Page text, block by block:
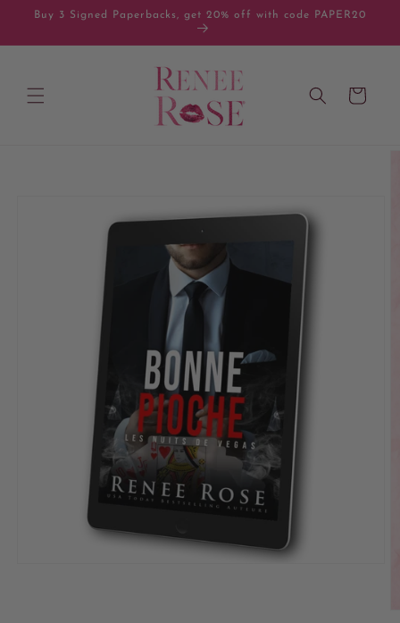
Skip to
Buy 3 Signed Paperbacks, get 20% off with code PAPER20
Cart